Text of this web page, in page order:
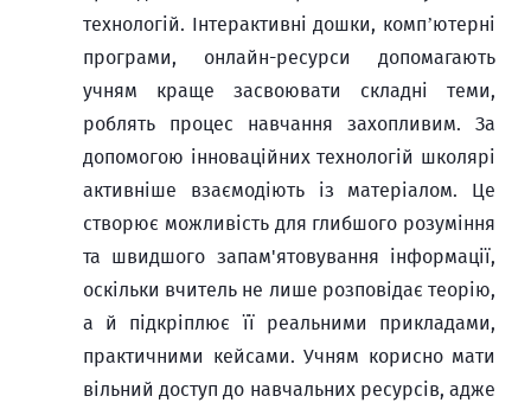
технологій. Інтерактивні дошки, комп’ютерні
програми, онлайн-ресурси допомагають
учням краще засвоювати складні теми,
роблять процес навчання захопливим. За
допомогою інноваційних технологій школярі
активніше взаємодіють із матеріалом. Це
створює можливість для глибшого розуміння
та швидшого запам'ятовування інформації,
оскільки вчитель не лише розповідає теорію,
а й підкріплює її реальними прикладами,
практичними кейсами. Учням корисно мати
вільний доступ до навчальних ресурсів, адже